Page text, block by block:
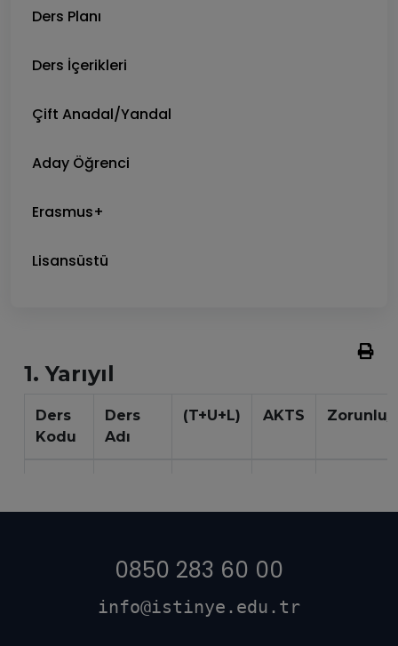
Ders Planı
Ders İçerikleri
Çift Anadal/Yandal
Aday Öğrenci
Erasmus+
Lisansüstü
0850 283 60 00
info@istinye.edu.tr